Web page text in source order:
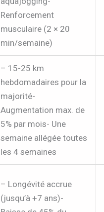
Renforcement
musculaire (2 × 20
min/semaine)
– 15-25 km
hebdomadaires pour la
majorité-
Augmentation max. de
5% par mois- Une
semaine allégée toutes
les 4 semaines
– Longévité accrue
(jusqu’à +7 ans)-